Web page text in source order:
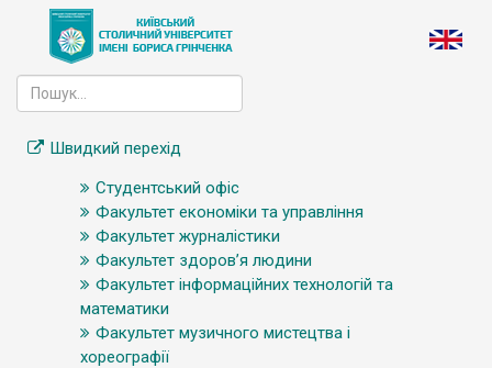
Швидкий перехід
Студентський офіс
Факультет економіки та управління
Факультет журналістики
Факультет здоров’я людини
Факультет інформаційних технологій та
математики
Факультет музичного мистецтва і
хореографії